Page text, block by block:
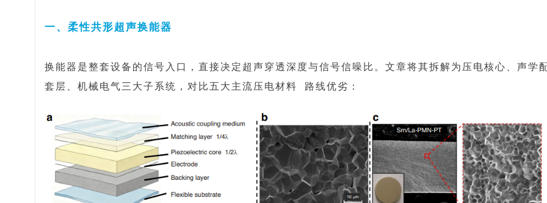
一、柔性共形超声换能器
换能器是整套设备的信号入口，直接决定超声穿透深度与信号信噪比。文章将其拆解为压电核心、声学
套层、机械电气三大子系统，对比五大主流压电材料 路线优劣：